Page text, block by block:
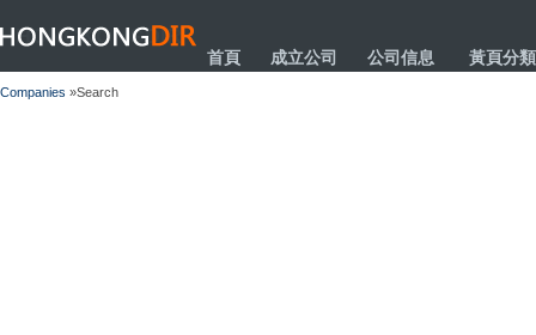
HONGKONGDIR
首頁 成立公司 公司信息 黃頁分類
Companies »Search